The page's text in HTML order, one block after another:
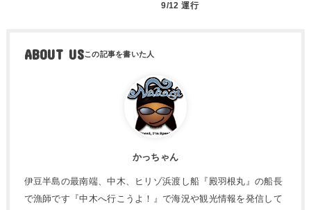
9/12 運行
ABOUT US
かっちゃん
伊豆半島の最南端、中木、ヒリゾ浜渡し船『殿羽根丸』の船長
で漁師です『中木へ行こうよ！』で海況や観光情報を発信して